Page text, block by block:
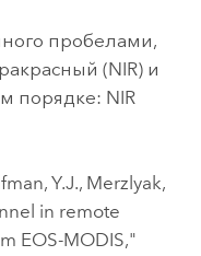
пробелами,
(NIR) и
порядке: NIR
Y.J., Merzlyak,
in remote
EOS-MODIS,"